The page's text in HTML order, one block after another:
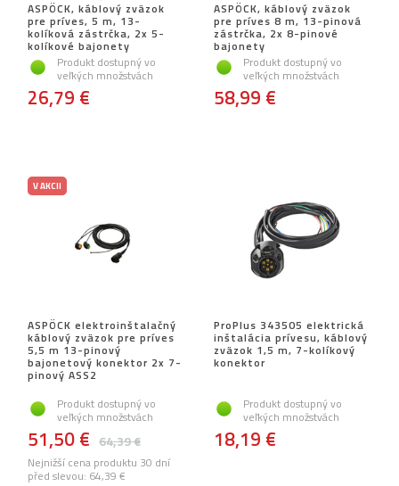
ASPÖCK, káblový zväzok
pre príves, 5 m, 13-
kolíková zástrčka, 2x 5-
kolíkové bajonety
Produkt dostupný vo
veľkých množstvách
26,79 €
ASPÖCK, káblový zväzok
pre príves 8 m, 13-pinová
zástrčka, 2x 8-pinové
bajonety
Produkt dostupný vo
veľkých množstvách
58,99 €
V AKCII
ASPÖCK elektroinštalačný
káblový zväzok pre príves
5,5 m 13-pinový
bajonetový konektor 2x 7-
pinový ASS2
Produkt dostupný vo
veľkých množstvách
64,39 €
51,50 €
Nejnižší cena produktu 30 dní
před slevou: 64,39 €
ProPlus 343505 elektrická
inštalácia prívesu, káblový
zväzok 1,5 m, 7-kolíkový
konektor
Produkt dostupný vo
veľkých množstvách
18,19 €